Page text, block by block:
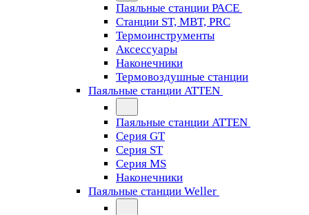
Паяльные станции PACE
Станции ST, MBT, PRC
Термоинструменты
Аксессуары
Наконечники
Термовоздушные станции
Паяльные станции ATTEN
Паяльные станции ATTEN
Серия GT
Серия ST
Серия MS
Наконечники
Паяльные станции Weller